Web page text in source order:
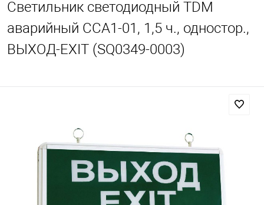
Светильник светодиодный TDM
аварийный ССА1-01, 1,5 ч., одностор.,
ВЫХОД-EXIT (SQ0349-0003)